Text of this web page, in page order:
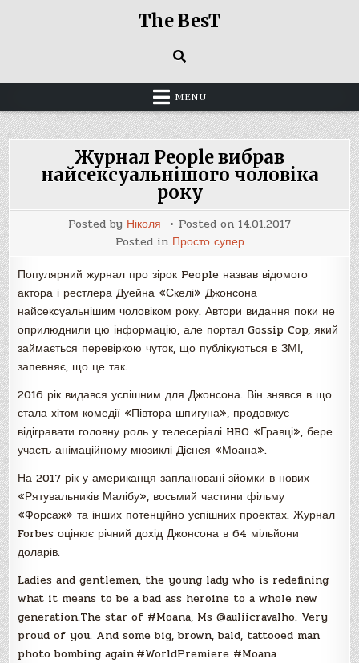
The BesT
MENU
Журнал People вибрав
найсексуальнішого чоловіка
року
Posted by Ніколя Posted on 14.01.2017
Posted in Просто супер
Популярний журнал про зірок People назвав відомого
актора і рестлера Дуейна «Скелі» Джонсона
найсексуальнішим чоловіком року. Автори видання поки не
оприлюднили цю інформацію, але портал Gossip Cop, який
займається перевіркою чуток, що публікуються в ЗМІ,
запевняє, що це так.
2016 рік видався успішним для Джонсона. Він знявся в що
стала хітом комедії «Півтора шпигуна», продовжує
відігравати головну роль у телесеріалі HBO «Гравці», бере
участь анімаційному мюзиклі Діснея «Моана».
На 2017 рік у американця заплановані зйомки в нових
«Рятувальників Малібу», восьмий частини фільму
«Форсаж» та інших потенційно успішних проектах. Журнал
Forbes оцінює річний дохід Джонсона в 64 мільйони
доларів.
Ladies and gentlemen, the young lady who is redefining
what it means to be a bad ass heroine to a whole new
generation.The star of #Moana, Ms @auliicravalho. Very
proud of you. And some big, brown, bald, tattooed man
photo bombing again.#WorldPremiere #Moana